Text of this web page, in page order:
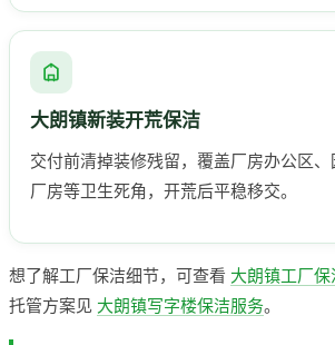
大朗镇新装开荒保洁
交付前清掉装修残留，覆盖厂房办公区
厂房等卫生死角，开荒后平稳移交。
想了解工厂保洁细节，可查看 大朗镇工厂保
托管方案见 大朗镇写字楼保洁服务。